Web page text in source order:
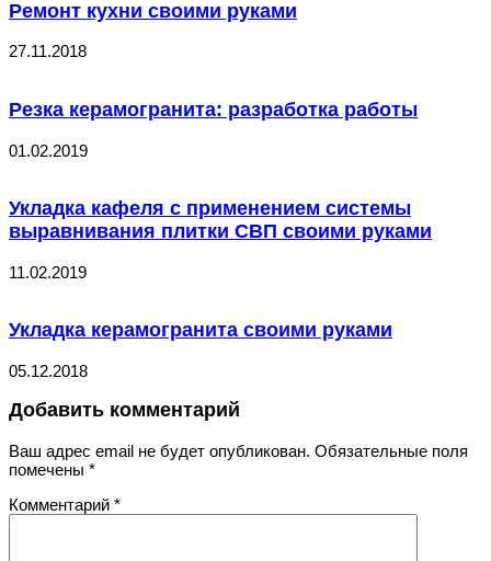
Ремонт кухни своими руками
27.11.2018
Резка керамогранита: разработка работы
01.02.2019
Укладка кафеля с применением системы
выравнивания плитки СВП своими руками
11.02.2019
Укладка керамогранита своими руками
05.12.2018
Добавить комментарий
Ваш адрес email не будет опубликован. Обязательные поля
помечены *
Комментарий *